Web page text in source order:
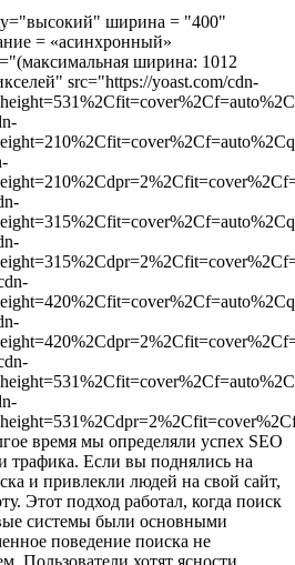
ширина = "400"
= «асинхронный»
ширина: 1012
src="https://yoast.com/cdn-
время мы определяли успех SEO
трафика. Если вы поднялись на
и привлекли людей на свой сайт,
Этот подход работал, когда поиск
системы были основными
поведение поиска не
Пользователи хотят ясности,